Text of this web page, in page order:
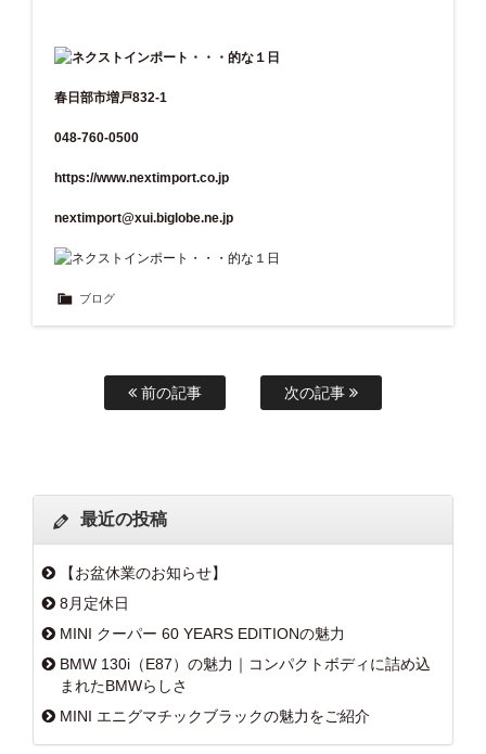
春日部市増戸832-1
048-760-0500
https://www.nextimport.co.jp
nextimport@xui.biglobe.ne.jp
ブログ
前の記事 次の記事
最近の投稿
【お盆休業のお知らせ】
8月定休日
MINI クーパー 60 YEARS EDITIONの魅力
BMW 130i（E87）の魅力｜コンパクトボディに詰め込
まれたBMWらしさ
MINI エニグマチックブラックの魅力をご紹介